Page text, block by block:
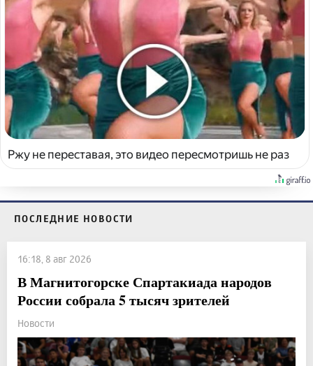
Ржу не переставая, это видео пересмотришь не раз
ПОСЛЕДНИЕ НОВОСТИ
16:18, 8 авг 2026
В Магнитогорске Спартакиада народов
России собрала 5 тысяч зрителей
Новости